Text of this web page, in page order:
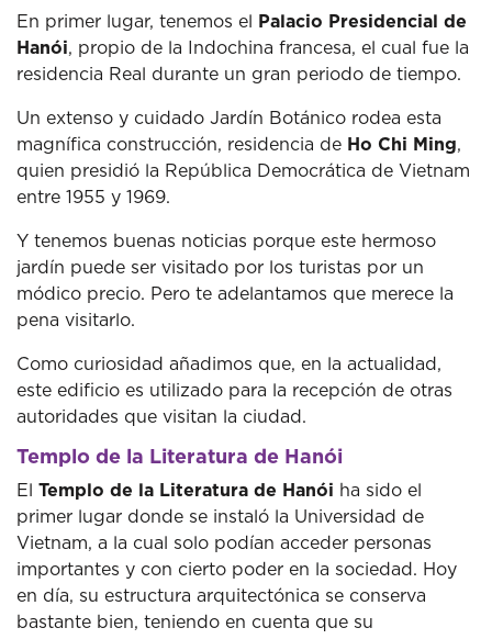
En primer lugar, tenemos el
Palacio Presidencial de
Hanói, propio de la Indochina francesa, el cual fue la
residencia Real durante un gran periodo de tiempo.
Un extenso y cuidado Jardín Botánico rodea esta
magnífica construcción, residencia de Ho Chi Ming,
quien presidió la República Democrática de Vietnam
entre 1955 y 1969.
Y tenemos buenas noticias porque este hermoso
jardín puede ser visitado por los turistas por un
módico precio. Pero te adelantamos que merece la
pena visitarlo.
Como curiosidad añadimos que, en la actualidad,
este edificio es utilizado para la recepción de otras
autoridades que visitan la ciudad.
Templo de la Literatura de Hanói
El Templo de la Literatura de Hanói ha sido el
primer lugar donde se instaló la Universidad de
Vietnam, a la cual solo podían acceder personas
importantes y con cierto poder en la sociedad. Hoy
en día, su estructura arquitectónica se conserva
bastante bien, teniendo en cuenta que su